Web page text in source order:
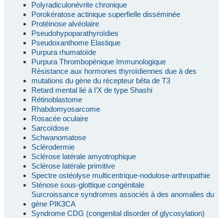
Polyradiculonévrite chronique
Porokératose actinique superfielle disséminée
Protéinose alvéolaire
Pseudohypoparathyroïdies
Pseudoxanthome Elastique
Purpura rhumatoïde
Purpura Thrombopénique Immunologique
Résistance aux hormones thyroïdiennes due à des
mutations du gène du récepteur bêta de T3
Retard mental lié à l’X de type Shashi
Rétinoblastome
Rhabdomyosarcome
Rosacée oculaire
Sarcoïdose
Schwanomatose
Sclérodermie
Sclérose latérale amyotrophique
Sclérose latérale primitive
Spectre ostéolyse multicentrique-nodulose-arthropathie
Sténose sous-glottique congénitale
Surcroissance syndromes associés à des anomalies du
gène PIK3CA
Syndrome CDG (congenital disorder of glycosylation)